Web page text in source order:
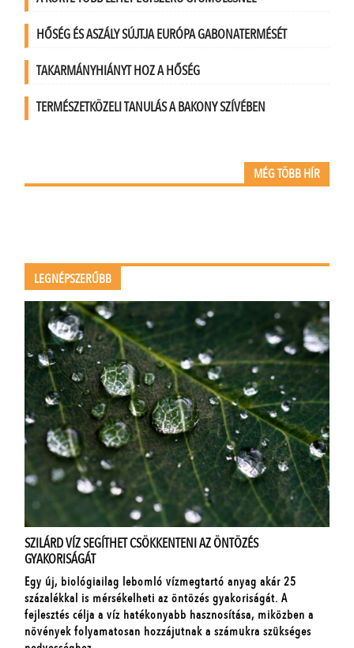
HŐSÉG ÉS ASZÁLY SÚJTJA EURÓPA GABONATERMÉSÉT
TAKARMÁNYHIÁNYT HOZ A HŐSÉG
TERMÉSZETKÖZELI TANULÁS A BAKONY SZÍVÉBEN
MÉG TÖBB HÍR
LEGNÉPSZERŰBB